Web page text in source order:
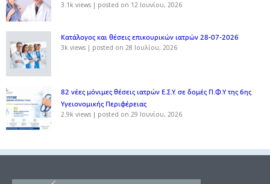
3.1k views | posted on 12 Ιουνίου, 2026
Κατάλογος και θέσεις επικουρικών ιατρών 28-07-2026
3k views | posted on 28 Ιουλίου, 2026
82 νέες μόνιμες θέσεις ιατρών Ε.Σ.Υ. σε δομές Π.Φ.Υ της 6ης
Υγειονομικής Περιφέρειας
2.9k views | posted on 29 Ιουνίου, 2026